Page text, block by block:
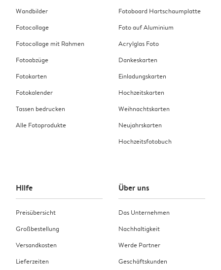
Wandbilder
Fotocollage
Fotocollage mit Rahmen
Fotoabzüge
Fotokarten
Fotokalender
Tassen bedrucken
Alle Fotoprodukte
Fotoboard Hartschaumplatte
Foto auf Aluminium
Acrylglas Foto
Dankeskarten
Einladungskarten
Hochzeitskarten
Weihnachtskarten
Neujahrskarten
Hochzeitsfotobuch
Hilfe
Preisübersicht
Großbestellung
Versandkosten
Lieferzeiten
Über uns
Das Unternehmen
Nachhaltigkeit
Werde Partner
Geschäftskunden